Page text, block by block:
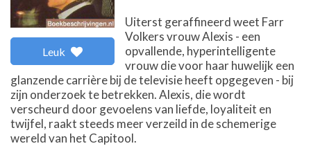
Leuk
Uiterst geraffineerd weet Farr
Volkers vrouw Alexis - een
opvallende, hyperintelligente
vrouw die voor haar huwelijk een
glanzende carrière bij de televisie heeft opgegeven - bij
zijn onderzoek te betrekken. Alexis, die wordt
verscheurd door gevoelens van liefde, loyaliteit en
twijfel, raakt steeds meer verzeild in de schemerige
wereld van het Capitool.